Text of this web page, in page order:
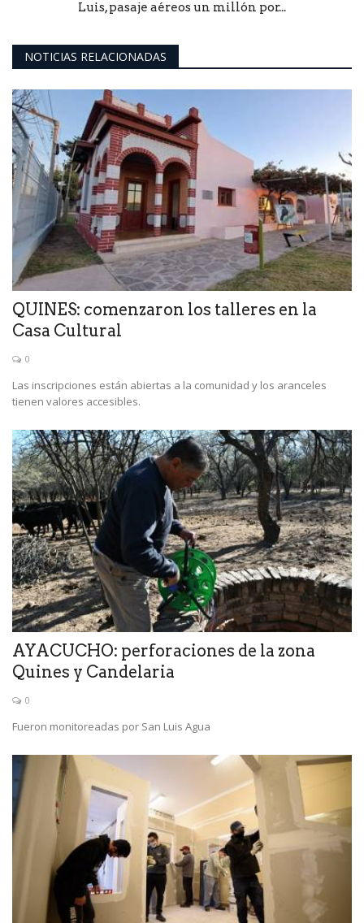
Luis, pasaje aéreos un millón por...
NOTICIAS RELACIONADAS
QUINES: comenzaron los talleres en la
Casa Cultural
0
Las inscripciones están abiertas a la comunidad y los aranceles
tienen valores accesibles.
AYACUCHO: perforaciones de la zona
Quines y Candelaria
0
Fueron monitoreadas por San Luis Agua